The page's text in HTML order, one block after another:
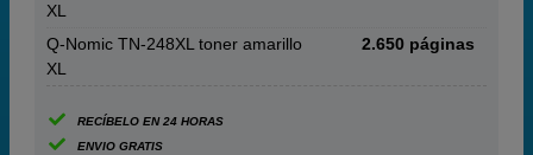
XL
Q-Nomic TN-248XL toner amarillo
XL
2.650 páginas
RECÍBELO EN 24 HORAS
ENVIO GRATIS